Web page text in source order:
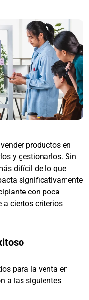
productos en
y gestionarlos. Sin
difícil de lo que
significativamente
con poca
a ciertos criterios
para la venta en
a las siguientes